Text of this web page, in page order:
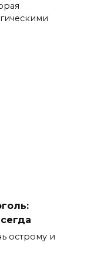
острому и